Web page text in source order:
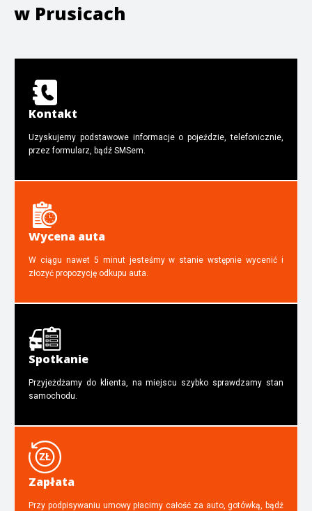
w Prusicach
Kontakt
Uzyskujemy podstawowe informacje o pojeździe, telefonicznie,
przez formularz, bądź SMSem.
Wycena auta
W ciągu nawet 5 minut jesteśmy w stanie wstępnie wycenić i
złozyć propozycję odkupu auta.
Spotkanie
Przyjeżdżamy do klienta, na miejscu szybko sprawdzamy stan
samochodu.
Zapłata
Przy podpisywaniu umowy płacimy całość za auto, gotówką, bądź